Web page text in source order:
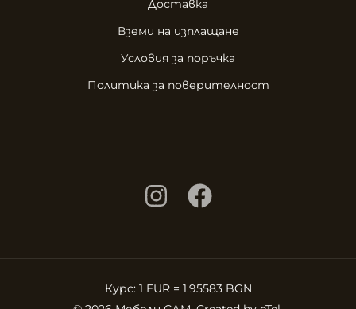
Доставка
Вземи на изплащане
Условия за поръчка
Политика за поверителност
Курс: 1 EUR = 1.95583 BGN